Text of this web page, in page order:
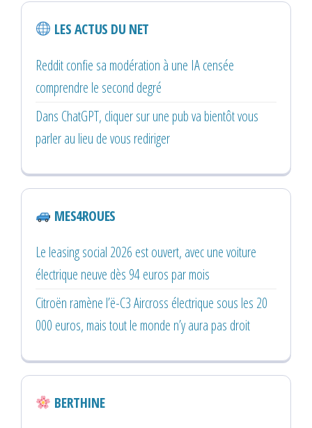
LES ACTUS DU NET
Reddit confie sa modération à une IA censée
comprendre le second degré
Dans ChatGPT, cliquer sur une pub va bientôt vous
parler au lieu de vous rediriger
MES4ROUES
Le leasing social 2026 est ouvert, avec une voiture
électrique neuve dès 94 euros par mois
Citroën ramène l’ë-C3 Aircross électrique sous les 20
000 euros, mais tout le monde n’y aura pas droit
BERTHINE